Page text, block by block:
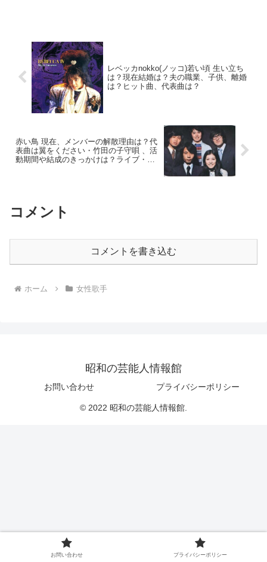
レベッカnokko(ノッコ)若い頃 生い立ち
は？現在結婚は？夫の職業、子供、離婚
は？ヒット曲、代表曲は？
赤い鳥 現在、メンバーの解散理由は？代
表曲は翼をください・竹田の子守唄 、活
動期間や結成のきっかけは？ライブ・ア
コメント
コメントを書き込む
ホーム 女性歌手
昭和の芸能人情報館
お問い合わせ プライバシーポリシー
© 2022 昭和の芸能人情報館.
お問い合わせ プライバシーポリシー